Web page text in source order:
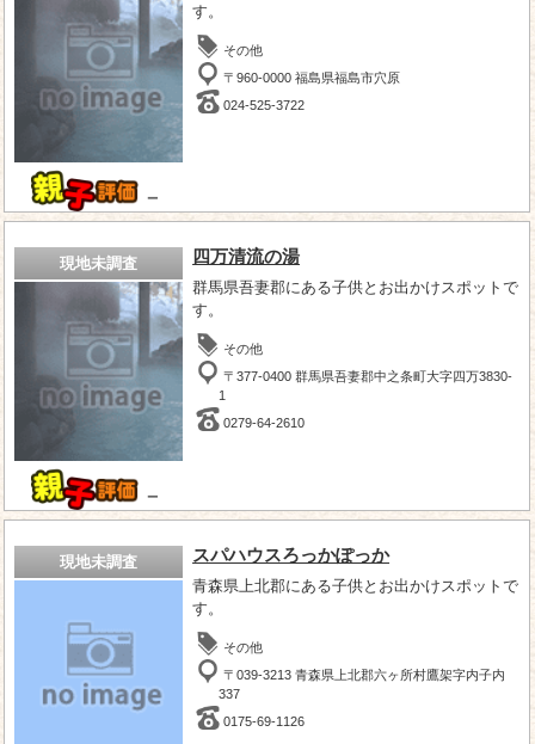
－
す。
その他
〒960-0000 福島県福島市穴原
024-525-3722
現地未調査
－
四万清流の湯
群馬県吾妻郡にある子供とお出かけスポットで
す。
その他
〒377-0400 群馬県吾妻郡中之条町大字四万3830-
1
0279-64-2610
現地未調査 スパハウスろっかぽっか
青森県上北郡にある子供とお出かけスポットで
す。
その他
〒039-3213 青森県上北郡六ヶ所村鷹架字内子内
337
0175-69-1126